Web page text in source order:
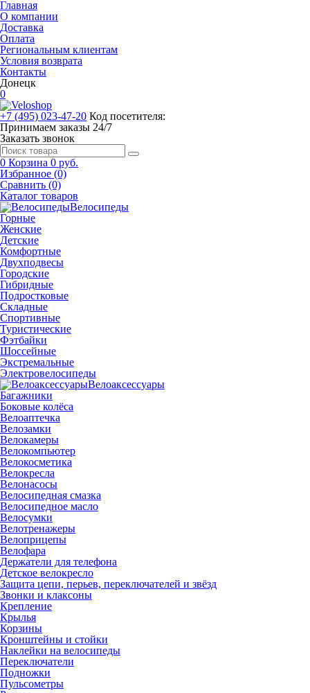
Главная
О компании
Доставка
Оплата
Региональным клиентам
Условия возврата
Контакты
Донецк
0
+7 (495) 023-47-20 Код посетителя:
Принимаем заказы 24/7
Заказать звонок
0 Корзина 0 руб.
Избранное (0)
Сравнить (0)
Каталог товаров
Велосипеды
Горные
Женские
Детские
Комфортные
Двухподвесы
Городские
Гибридные
Подростковые
Складные
Спортивные
Туристические
Фэтбайки
Шоссейные
Экстремальные
Электровелосипеды
Велоаксессуары
Багажники
Боковые колёса
Велоаптечка
Велозамки
Велокамеры
Велокомпьютер
Велокосметика
Велокресла
Велонасосы
Велосипедная смазка
Велосипедное масло
Велосумки
Велотренажеры
Велоприцепы
Велофара
Держатели для телефона
Детское велокресло
Защита цепи, перьев, переключателей и звёзд
Звонки и клаксоны
Крепление
Крылья
Корзины
Кронштейны и стойки
Наклейки на велосипеды
Переключатели
Подножки
Пульсометры